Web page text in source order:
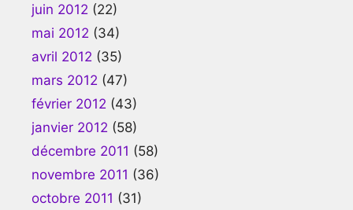
juin 2012 (22)
mai 2012 (34)
avril 2012 (35)
mars 2012 (47)
février 2012 (43)
janvier 2012 (58)
décembre 2011 (58)
novembre 2011 (36)
octobre 2011 (31)